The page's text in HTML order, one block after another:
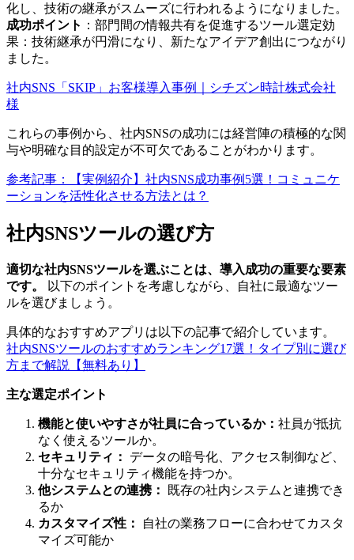
化し、技術の継承がスムーズに行われるようになりました。
成功ポイント ：部門間の情報共有を促進するツール選定効
果：技術継承が円滑になり、新たなアイデア創出につながり
ました。
社内SNS「SKIP」お客様導入事例｜シチズン時計株式会社
様
これらの事例から、社内SNSの成功には経営陣の積極的な関
与や明確な目的設定が不可欠であることがわかります。
参考記事：【実例紹介】社内SNS成功事例5選！コミュニケ
ーションを活性化させる方法とは？
社内SNSツールの選び方
適切な社内SNSツールを選ぶことは、導入成功の重要な要素
です。
以下のポイントを考慮しながら、自社に最適なツー
ルを選びましょう。
具体的なおすすめアプリは以下の記事で紹介しています。
社内SNSツールのおすすめランキング17選！タイプ別に選び
方まで解説【無料あり】
主な選定ポイント
機能と使いやすさが社員に合っているか： 社員が抵抗
なく使えるツールか。
セキュリティ：
データの暗号化、アクセス制御など、
十分なセキュリティ機能を持つか。
他システムとの連携：
既存の社内システムと連携でき
るか
カスタマイズ性：
自社の業務フローに合わせてカスタ
マイズ可能か